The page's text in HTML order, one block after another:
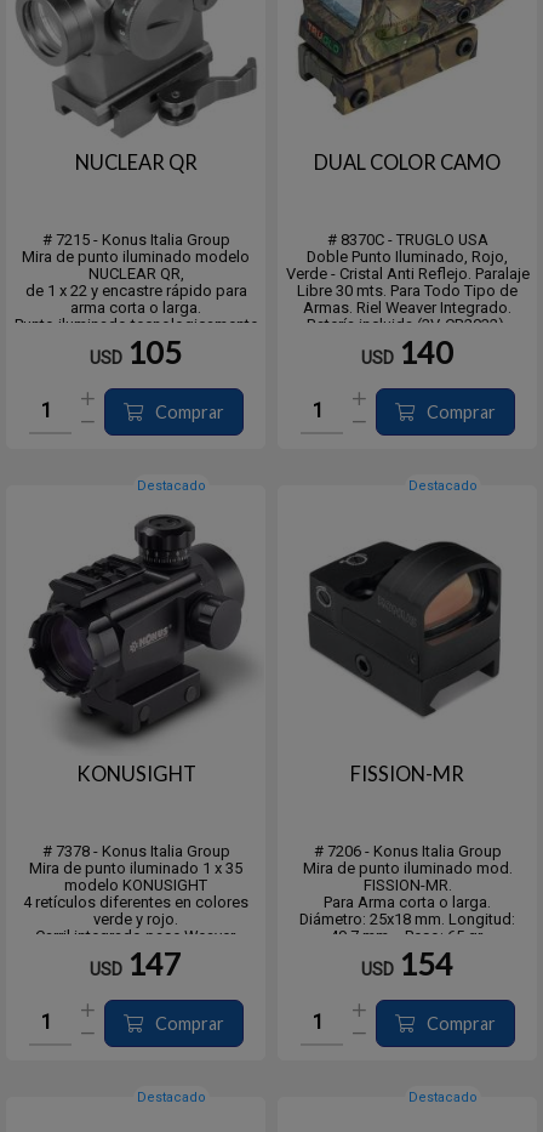
NUCLEAR QR
# 7215 - Konus Italia Group
Mira de punto iluminado modelo
NUCLEAR QR,
de 1 x 22 y encastre rápido para
arma corta o larga.
Punto iluminado tecnologicamente
avanzado.
Algunos de estos modelos son
pueden montar en pistolas,
equipos de tiro con arco, ballestas
y rifl...
USD 105
Comprar
DUAL COLOR CAMO
# 8370C - TRUGLO USA
Doble Punto Iluminado, Rojo,
Verde - Cristal Anti Reflejo. Paralaje
Libre 30 mts. Para Todo Tipo de
Armas. Riel Weaver Integrado.
Batería incluida (3V-CR2032).
-> Los productos de óptica y
electrónicos, ya sean binoculares,
telescópicas, de p...
USD 140
Comprar
Destacado
KONUSIGHT
# 7378 - Konus Italia Group
Mira de punto iluminado 1 x 35
modelo KONUSIGHT
4 retículos diferentes en colores
verde y rojo.
Carril integrado pase Weaver,
Picatinny y de 11mm.
Diámetro: 35mm. Longitud: 105mm
punto: 4 M.O.A.
USD 147
Comprar
Destacado
FISSION-MR
# 7206 - Konus Italia Group
Mira de punto iluminado mod.
FISSION-MR.
Para Arma corta o larga.
Diámetro: 25x18 mm. Longitud:
49,7 mm. - Peso: 65 gr.
Tamaño en MOA:
- Punto: 4 M.O.A.
- Cruz: 50 M.O.A.
Ideal para anexar a pistolas KOR -
FX9RP y FX9R
USD 154
Comprar
Destacado Destacado